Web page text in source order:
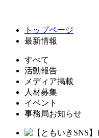
トップページ
最新情報
すべて
活動報告
メディア掲載
人材募集
イベント
事務局お知らせ